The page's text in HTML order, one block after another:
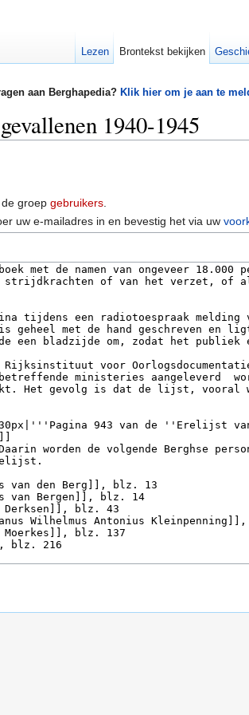
aan Berghapedia? Klik hier om je aan te
1940-1945
de groepgebruikers
uw e-mailadres in en bevestig het via uw
Lezen Brontekst bekijken